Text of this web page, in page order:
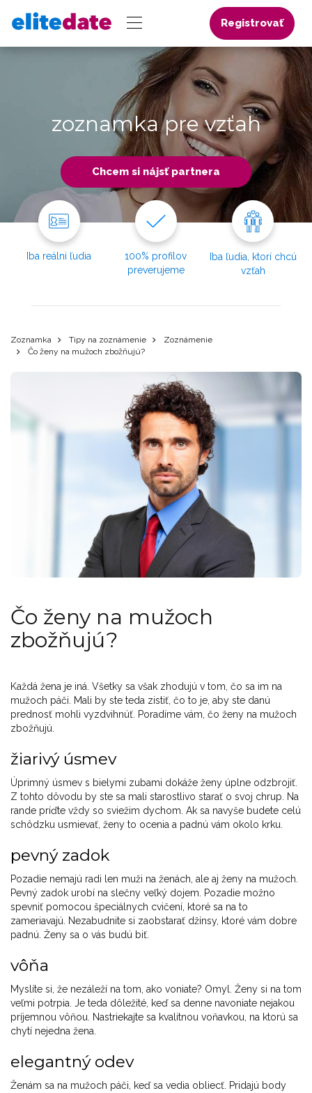
Registrovať
zoznamka pre vzťah
Chcem si nájsť partnera
Iba reálni ľudia
100% profilov
preverujeme
Iba ľudia, ktorí chcú
vzťah
Zoznamka Tipy na zoznámenie
Zoznámenie
Čo ženy na mužoch zbožňujú?
Čo ženy na mužoch
zbožňujú?
Každá žena je iná. Všetky sa však zhodujú v tom, čo sa im na
mužoch páči. Mali by ste teda zistiť, čo to je, aby ste danú
prednosť mohli vyzdvihnúť. Poradíme vám, čo ženy na mužoch
zbožňujú.
žiarivý úsmev
Úprimný úsmev s bielymi zubami dokáže ženy úplne odzbrojiť.
Z tohto dôvodu by ste sa mali starostlivo starať o svoj chrup. Na
rande príďte vždy so sviežim dychom. Ak sa navyše budete celú
schôdzku usmievať, ženy to ocenia a padnú vám okolo krku.
pevný zadok
Pozadie nemajú radi len muži na ženách, ale aj ženy na mužoch.
Pevný zadok urobí na slečny veľký dojem. Pozadie možno
spevniť pomocou špeciálnych cvičení, ktoré sa na to
zameriavajú. Nezabudnite si zaobstarať džínsy, ktoré vám dobre
padnú. Ženy sa o vás budú biť.
vôňa
Myslíte si, že nezáleží na tom, ako voniate? Omyl. Ženy si na tom
veľmi potrpia. Je teda dôležité, keď sa denne navoniate nejakou
príjemnou vôňou. Nastriekajte sa kvalitnou voňavkou, na ktorú sa
chytí nejedna žena.
elegantný odev
Ženám sa na mužoch páči, keď sa vedia obliecť. Pridajú body